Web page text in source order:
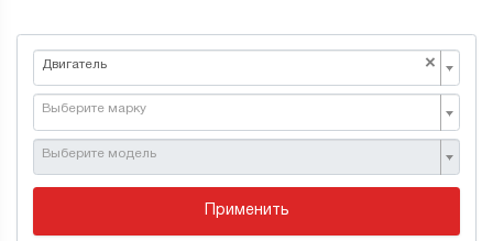
×
Двигатель
Выберите марку
Выберите модель
Применить